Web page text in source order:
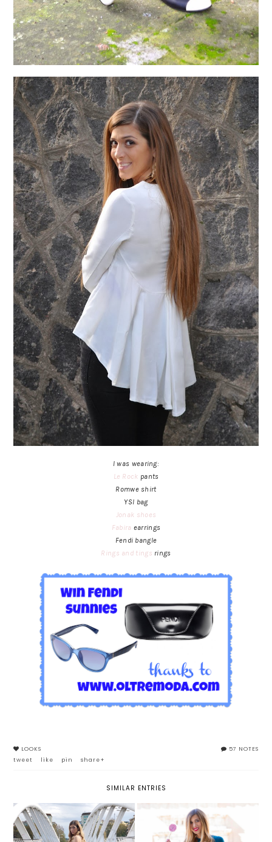
I was wearing:
Le Rock pants
Romwe shirt
YSl bag
Jonak shoes
Fabira earrings
Fendi bangle
Rings and tings rings
57 NOTES
LOOKS
tweet
like pin share+
SIMILAR ENTRIES